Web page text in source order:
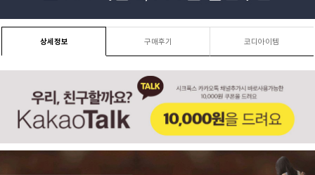
상세정보 구매후기 코디아이템